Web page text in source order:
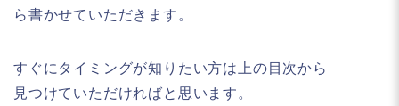
ら書かせていただきます。
すぐにタイミングが知りたい方は上の目次から
見つけていただければと思います。